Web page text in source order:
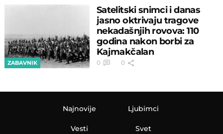
ZABAVNIK
Satelitski snimci i danas
jasno oktrivaju tragove
nekadašnjih rovova: 110
godina nakon borbi za
Kajmakčalan
0 0
Najnovije
Vesti
Ljubimci
Svet